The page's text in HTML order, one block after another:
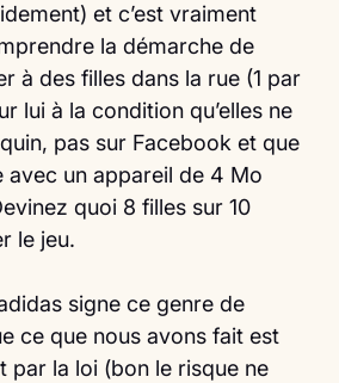
et c’est vraiment
la démarche de
à des filles dans la rue (1 par
lui à la condition qu’elles ne
pas sur Facebook et que
avec un appareil de 4 Mo
quoi 8 filles sur 10
le jeu.
signe ce genre de
ce que nous avons fait est
par la loi (bon le risque ne